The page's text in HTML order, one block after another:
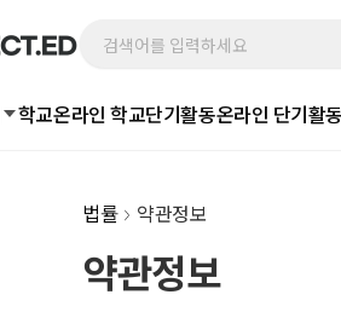
학교온라인 학교단기활동온라인 단기활동
법률 약관정보
약관정보